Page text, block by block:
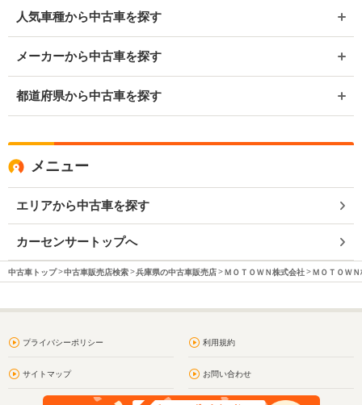
人気車種から中古車を探す
メーカーから中古車を探す
都道府県から中古車を探す
メニュー
エリアから中古車を探す
カーセンサートップへ
中古車トップ 中古車販売店検索 兵庫県の中古車販売店 ＭＯＴＯＷＮ株式会社 ＭＯＴＯＷ
プライバシーポリシー 利用規約
サイトマップ お問い合わせ